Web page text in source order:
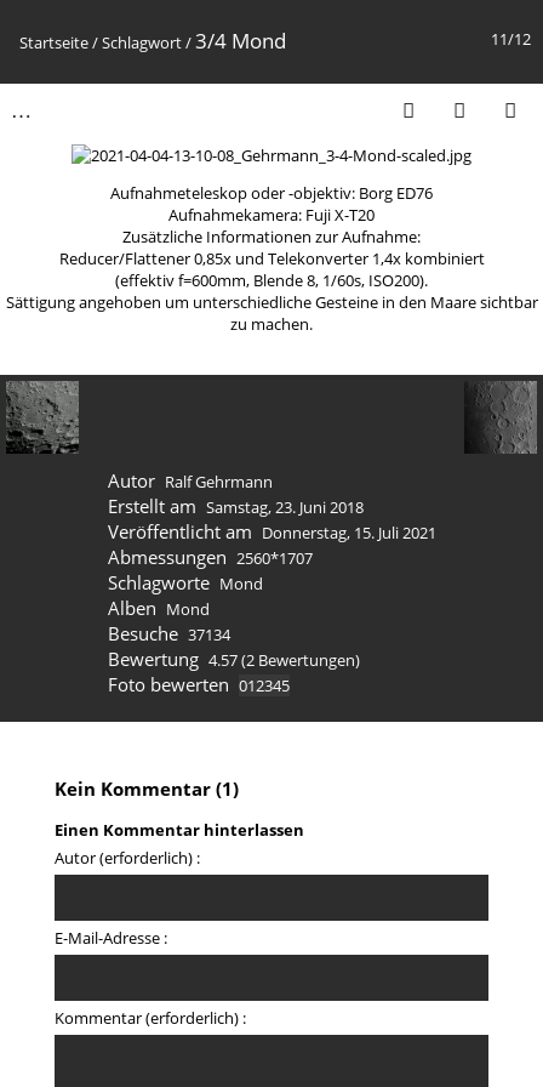
11/12
Startseite/Schlagwort/3/4 Mond
Aufnahmeteleskop oder -objektiv: Borg ED76
Aufnahmekamera: Fuji X-T20
Zusätzliche Informationen zur Aufnahme:
Reducer/Flattener 0,85x und Telekonverter 1,4x kombiniert
(effektiv f=600mm, Blende 8, 1/60s, ISO200).
Sättigung angehoben um unterschiedliche Gesteine in den Maare sichtbar
zu machen.
Autor Ralf Gehrmann
Erstellt am Samstag, 23. Juni 2018
Veröffentlicht am Donnerstag, 15. Juli 2021
Abmessungen 2560*1707
Schlagworte Mond
Alben Mond
Besuche 37134
Bewertung 4.57(2 Bewertungen)
Foto bewerten
Kein Kommentar (1)
Einen Kommentar hinterlassen
Autor (erforderlich) :
E-Mail-Adresse :
Kommentar (erforderlich) :